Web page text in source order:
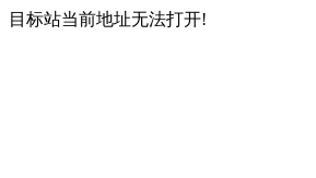
目标站当前地址无法打开!